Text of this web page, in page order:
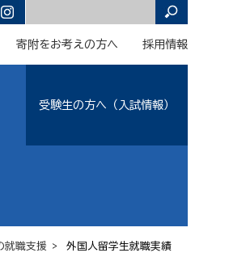
寄附をお考えの方へ 採用情報
受験生の方へ（入試情報）
就職支援 > 外国人留学生就職実績